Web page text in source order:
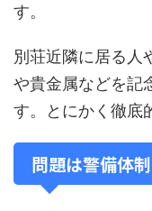
す。
別荘近隣に居る人
や貴金属などを記
す。とにかく徹底
問題は警備体制